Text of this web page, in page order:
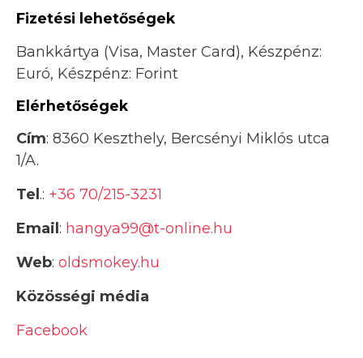
Fizetési lehetőségek
Bankkártya (Visa, Master Card), Készpénz:
Euró, Készpénz: Forint
Elérhetőségek
Cím: 8360 Keszthely, Bercsényi Miklós utca
1/A.
Tel .: +36 70/215-3231
Email : hangya99@t-online.hu
Web: oldsmokey.hu
Közösségi média
Facebook